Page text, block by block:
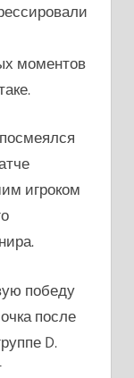
моментов
игроком
победу
после
D.